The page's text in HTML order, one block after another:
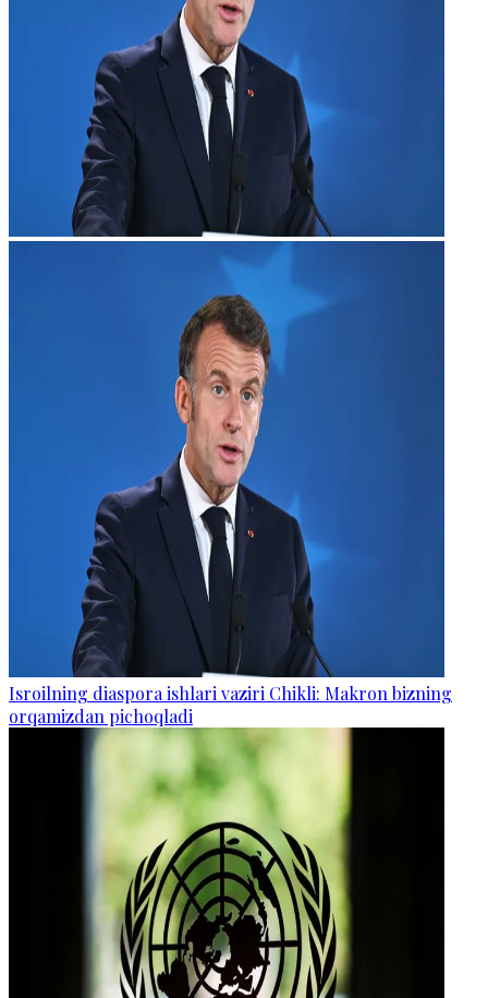
Isroilning diaspora ishlari vaziri Chikli: Makron bizning
orqamizdan pichoqladi